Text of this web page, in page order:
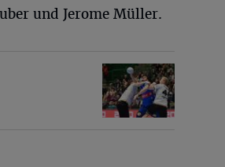
und Jerome Müller.